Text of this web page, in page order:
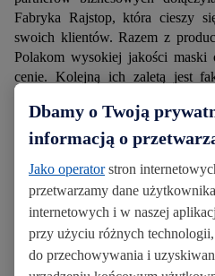
Fabryka Rajstop, która cieszy
swoich klientów. Razem z
Polakom wysokiej jakości
cenie. Kolejną ich zaletą jest
Polsce, a oprócz pełnienia
mówi Aleksandra
Communications, Lidl Polska.
Produkt pojawi się we wszystkich
czwartku, 30 kwietnia.
kontakt prasowy
Dbamy o Twoją
informacją o
Jako operatorstron
przetwarzamy dane
internetowych i w naszej
przy użyciu różnych
do przechowywania i